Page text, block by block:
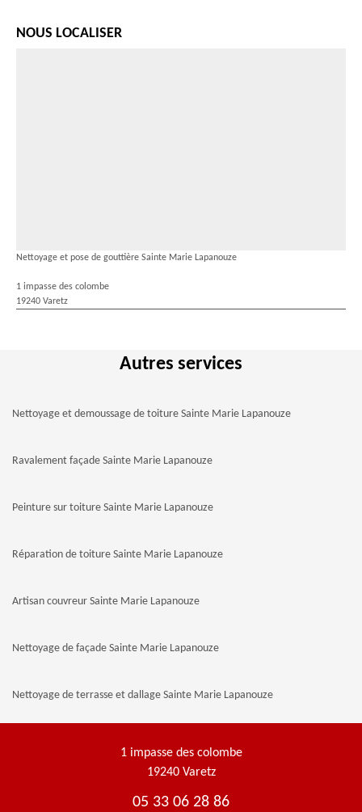
NOUS LOCALISER
Nettoyage et pose de gouttière Sainte Marie Lapanouze
1 impasse des colombe
19240 Varetz
Autres services
Nettoyage et demoussage de toiture Sainte Marie Lapanouze
Ravalement façade Sainte Marie Lapanouze
Peinture sur toiture Sainte Marie Lapanouze
Réparation de toiture Sainte Marie Lapanouze
Artisan couvreur Sainte Marie Lapanouze
Nettoyage de façade Sainte Marie Lapanouze
Nettoyage de terrasse et dallage Sainte Marie Lapanouze
1 impasse des colombe
19240 Varetz
05 33 06 28 86